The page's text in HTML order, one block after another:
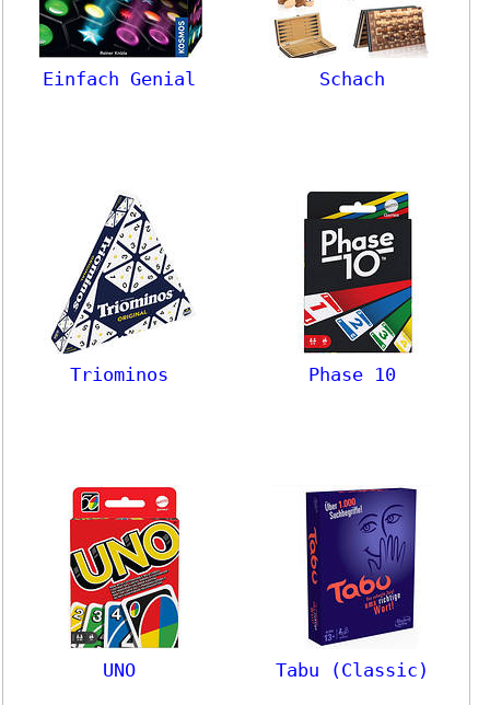
Einfach Genial Schach
Triominos Phase 10
UNO Tabu (Classic)